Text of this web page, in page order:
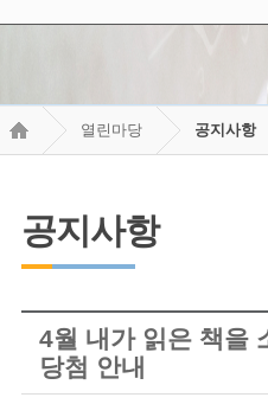
열린마당 공지사항
공지사항
4월 내가 읽은 책을
당첨 안내